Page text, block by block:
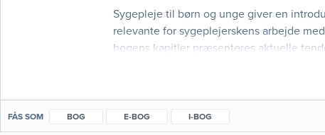
Sygepleje til børn og unge giver en
relevante for sygeplejerskens arbejde
bogens kapitler præsenteres aktuelle
FÅS SOM BOG E-BOG I-BOG